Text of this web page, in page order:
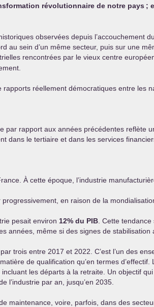
révolutionnaire de notre pays ;
observées depuis l’accouchement
au sein d’un même secteur, puis sur une
rencontrées par le vieux centre
réellement démocratiques entre les
par rapport aux années précédentes reflète
le tertiaire et dans les services
À cette époque, l’industrie
en raison de la
pesait environ 12% du PIB . Cette
années, même si des signes de
trois entre 2017 et 2022. C’est l’un des
de qualification qu’en termes
les départs à la retraite. Un objectif
l’industrie par an, jusqu’en 2035.
voire, parfois, dans des